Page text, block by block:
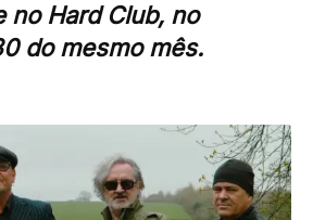
no Hard Club, no
do mesmo mês.